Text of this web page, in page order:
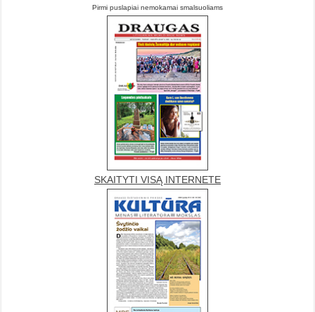
Pirmi puslapiai nemokamai smalsuoliams
SKAITYTI VISĄ INTERNETE